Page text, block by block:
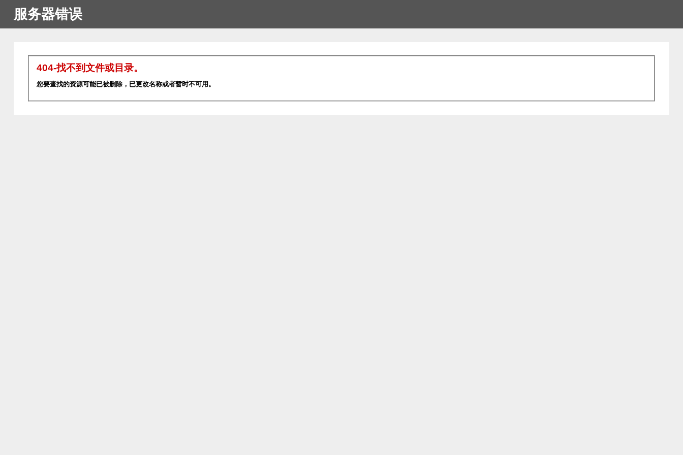
服务器错误
404-找不到文件或目录。
您要查找的资源可能已被删除，已更改名称或者暂时不可用。